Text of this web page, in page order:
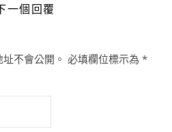
一個回覆
不會公開。 必填欄位標示為 *